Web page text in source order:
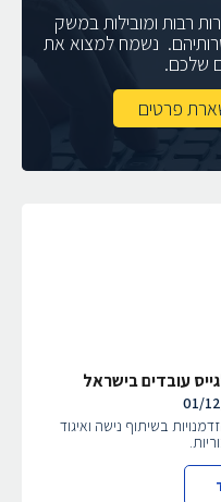
רבות ומובילות במשק
נשמח למצוא את
שלכם.
פרטים
עובדים בישראל
01/
בשיתוף נישה ואיגוד